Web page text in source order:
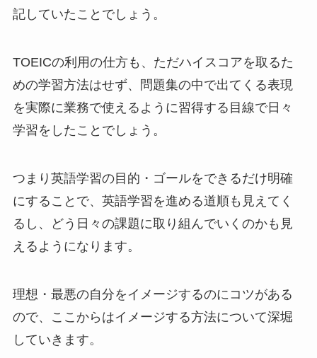
記していたことでしょう。
TOEICの利用の仕方も、ただハイスコアを取るた
めの学習方法はせず、問題集の中で出てくる表現
を実際に業務で使えるように習得する目線で日々
学習をしたことでしょう。
つまり英語学習の目的・ゴールをできるだけ明確
にすることで、英語学習を進める道順も見えてく
るし、どう日々の課題に取り組んでいくのかも見
えるようになります。
理想・最悪の自分をイメージするのにコツがある
ので、ここからはイメージする方法について深堀
していきます。